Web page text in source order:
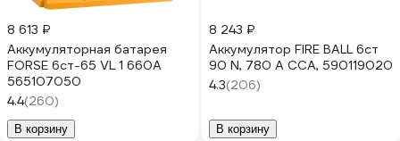
8 613 ₽
Аккумуляторная батарея
FORSE 6ст-65 VL 1 660A
565107050
4.4(260)
В корзину
8 243 ₽
Аккумулятор FIRE BALL 6ст
90 N, 780 А CCA, 590119020
4.3(206)
В корзину